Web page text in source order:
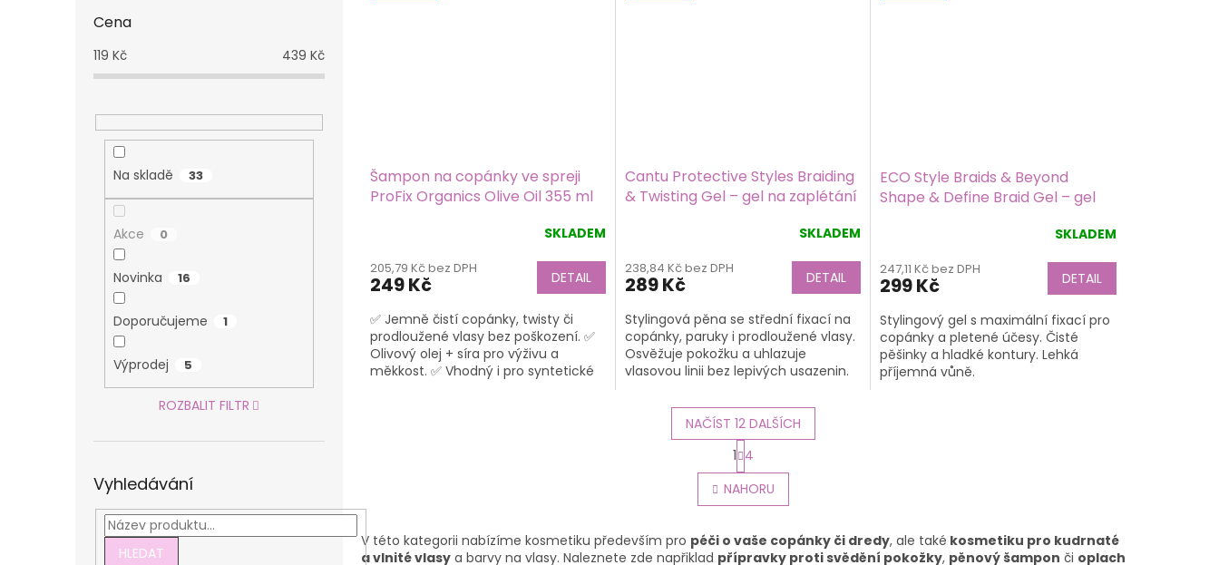
Cena
119 Kč 439 Kč
Na skladě 33
Akce 0
Novinka 16
Doporučujeme 1
Výprodej 5
ROZBALIT FILTR
Vyhledávání
HLEDAT
Šampon na copánky ve spreji
ProFix Organics Olive Oil 355 ml
SKLADEM
205,79 Kč bez DPH
249 Kč DETAIL
✅ Jemně čistí copánky, twisty či
prodloužené vlasy bez poškození. ✅
Olivový olej + síra pro výživu a
měkkost. ✅ Vhodný i pro syntetické
Cantu Protective Styles Braiding
& Twisting Gel – gel na zaplétání
SKLADEM
238,84 Kč bez DPH
289 Kč DETAIL
Stylingová pěna se střední fixací na
copánky, paruky i prodloužené vlasy.
Osvěžuje pokožku a uhlazuje
vlasovou linii bez lepivých usazenin.
ECO Style Braids & Beyond
Shape & Define Braid Gel – gel
produktu
je
z
5
hvězdiček.
SKLADEM
247,11 Kč bez DPH
299 Kč DETAIL
Stylingový gel s maximální fixací pro
copánky a pletené účesy. Čisté
pěšinky a hladké kontury. Lehká
příjemná vůně.
O
v
d
a
NAČÍST 12 DALŠÍCH
S
t
r
á
n
o
v
1 4
NAHORU
V této kategorii nabízíme kosmetiku především pro péči o vaše copánky či dredy, ale také kosmetiku pro kudrnaté
a vlnité vlasy a barvy na vlasy. Naleznete zde napřiklad přípravky proti svědění pokožky, pěnový šampon či oplach